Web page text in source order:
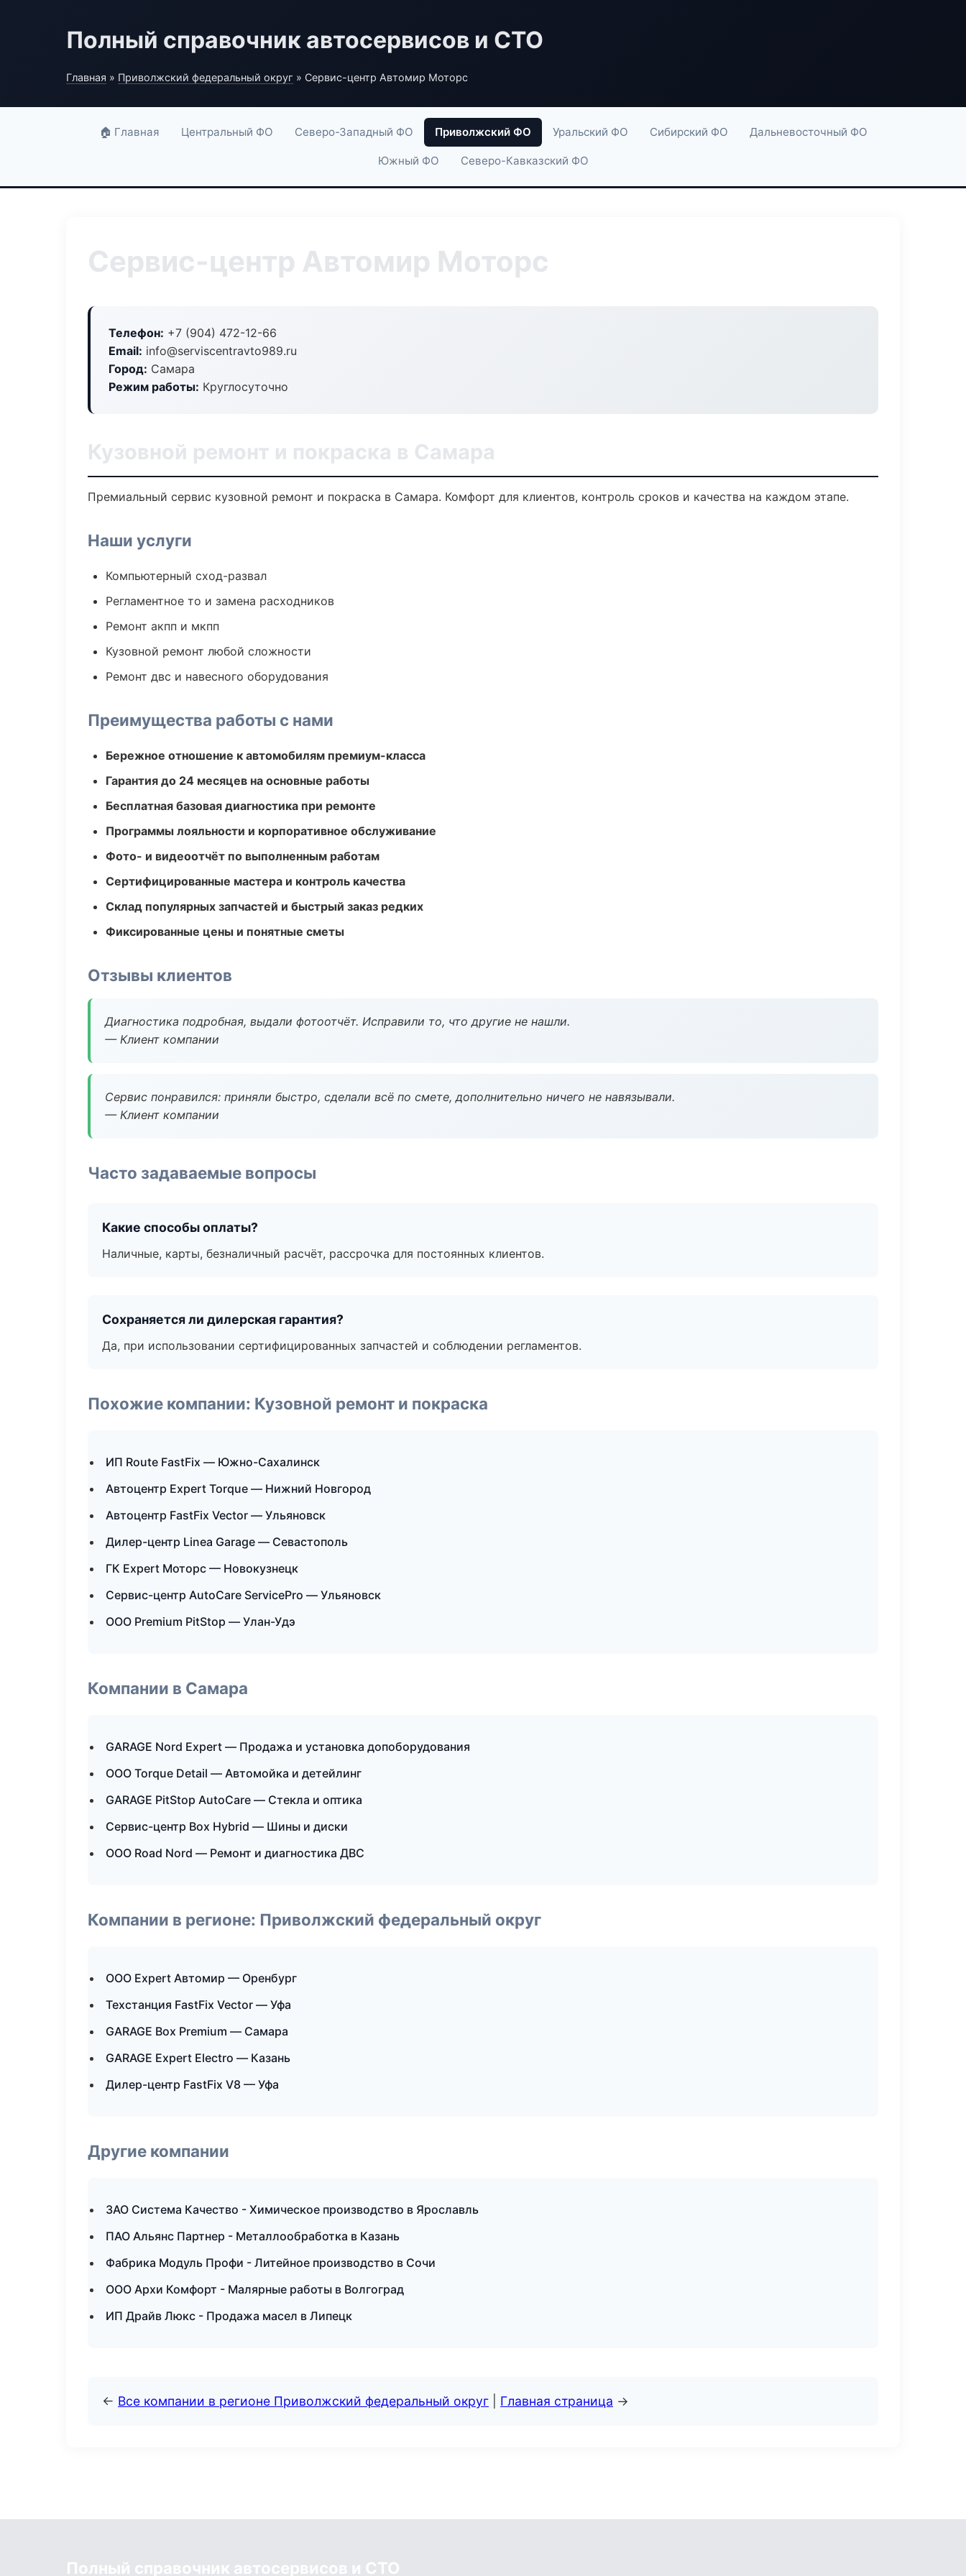
Полный справочник автосервисов и СТО
Главная » Приволжский федеральный округ » Сервис-центр Автомир Моторс
🏠 Главная Центральный ФО Северо-Западный ФО Приволжский ФО Уральский ФО Сибирский ФО Дальневосточный ФО
Южный ФО Северо-Кавказский ФО
Сервис-центр Автомир Моторс
Телефон: +7 (904) 472-12-66
Email: info@serviscentravto989.ru
Город: Самара
Режим работы: Круглосуточно
Кузовной ремонт и покраска в Самара
Премиальный сервис кузовной ремонт и покраска в Самара. Комфорт для клиентов, контроль сроков и качества на каждом этапе.
Наши услуги
Компьютерный сход-развал
Регламентное то и замена расходников
Ремонт акпп и мкпп
Кузовной ремонт любой сложности
Ремонт двс и навесного оборудования
Преимущества работы с нами
Бережное отношение к автомобилям премиум-класса
Гарантия до 24 месяцев на основные работы
Бесплатная базовая диагностика при ремонте
Программы лояльности и корпоративное обслуживание
Фото- и видеоотчёт по выполненным работам
Сертифицированные мастера и контроль качества
Склад популярных запчастей и быстрый заказ редких
Фиксированные цены и понятные сметы
Отзывы клиентов
Диагностика подробная, выдали фотоотчёт. Исправили то, что другие не нашли.
— Клиент компании
Сервис понравился: приняли быстро, сделали всё по смете, дополнительно ничего не навязывали.
— Клиент компании
Часто задаваемые вопросы
Какие способы оплаты?
Наличные, карты, безналичный расчёт, рассрочка для постоянных клиентов.
Сохраняется ли дилерская гарантия?
Да, при использовании сертифицированных запчастей и соблюдении регламентов.
Похожие компании: Кузовной ремонт и покраска
ИП Route FastFix — Южно-Сахалинск
Автоцентр Expert Torque — Нижний Новгород
Автоцентр FastFix Vector — Ульяновск
Дилер-центр Linea Garage — Севастополь
ГК Expert Моторс — Новокузнецк
Сервис-центр AutoCare ServicePro — Ульяновск
ООО Premium PitStop — Улан-Удэ
Компании в Самара
GARAGE Nord Expert — Продажа и установка допоборудования
ООО Torque Detail — Автомойка и детейлинг
GARAGE PitStop AutoCare — Стекла и оптика
Сервис-центр Box Hybrid — Шины и диски
ООО Road Nord — Ремонт и диагностика ДВС
Компании в регионе: Приволжский федеральный округ
ООО Expert Автомир — Оренбург
Техстанция FastFix Vector — Уфа
GARAGE Box Premium — Самара
GARAGE Expert Electro — Казань
Дилер-центр FastFix V8 — Уфа
Другие компании
ЗАО Система Качество - Химическое производство в Ярославль
ПАО Альянс Партнер - Металлообработка в Казань
Фабрика Модуль Профи - Литейное производство в Сочи
ООО Архи Комфорт - Малярные работы в Волгоград
ИП Драйв Люкс - Продажа масел в Липецк
← Все компании в регионе Приволжский федеральный округ Главная страница →
Полный справочник автосервисов и СТО